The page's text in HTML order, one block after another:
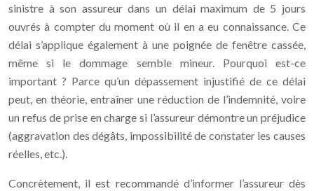
sinistre à son assureur dans un délai maximum de 5 jours
ouvrés à compter du moment où il en a eu connaissance. Ce
délai s’applique également à une poignée de fenêtre cassée,
même si le dommage semble mineur. Pourquoi est-ce
important ? Parce qu’un dépassement injustifié de ce délai
peut, en théorie, entraîner une réduction de l’indemnité, voire
un refus de prise en charge si l’assureur démontre un préjudice
(aggravation des dégâts, impossibilité de constater les causes
réelles, etc.).
Concrètement, il est recommandé d’informer l’assureur dès